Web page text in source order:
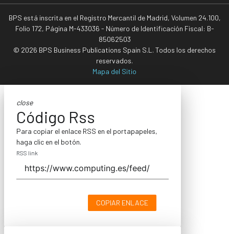
BPS está inscrita en el Registro Mercantil de Madrid, Volumen 24.100,
Folio 172, Página M-433036 - Número de Identificación Fiscal: B-
85062503
© 2026 BPS Business Publications Spain S.L. Todos los derechos
reservados.
Mapa del Sitio
close
Código Rss
Para copiar el enlace RSS en el portapapeles,
haga clic en el botón.
RSS link
COPIAR ENLACE